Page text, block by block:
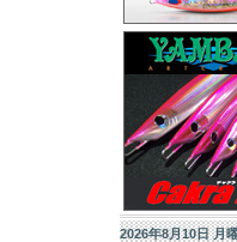
2026年8月10日 月